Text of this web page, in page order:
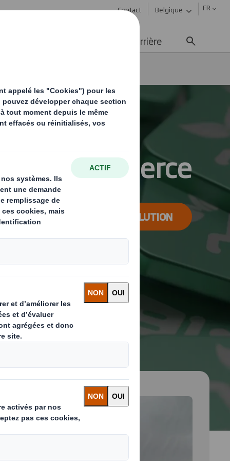
Contact Belgique FR
Carrière
E-commerce
COMMANDEZ VOTRE SOLUTION
and next buttons to move between slides. Only